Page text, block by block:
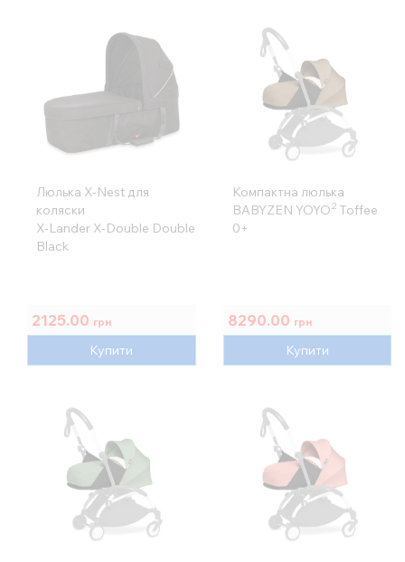
Люлька X-Nest для
коляски
X-Lander X-Double Double
Black
2125.00 грн
Купити
Компактна люлька
BABYZEN YOYO2Toffee
0+
8290.00 грн
Купити